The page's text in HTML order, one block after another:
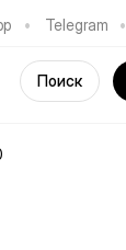
• Telegram •
Поиск